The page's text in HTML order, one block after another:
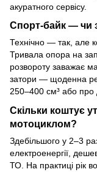
акуратного сервісу.
Спорт-байк — чи
Технічно — так, але
Тривала опора на
розвороту заважає
затори — щоденна
250–400 см³ або про
Скільки коштує
мотоциклом?
Здебільшого у 2–3
електроенергії,
ТО. На практиці рік